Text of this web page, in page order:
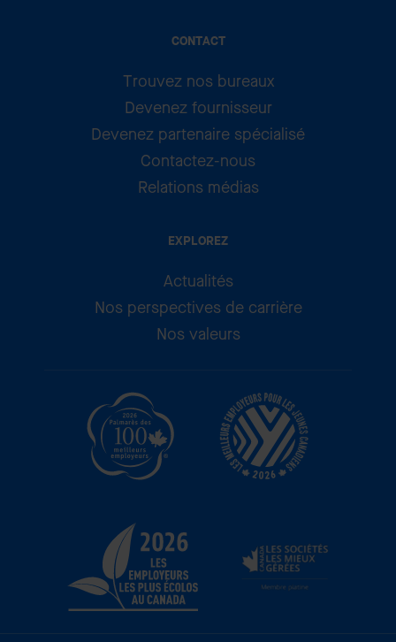
CONTACT
Trouvez nos bureaux
Devenez fournisseur
Devenez partenaire spécialisé
Contactez-nous
Relations médias
EXPLOREZ
Actualités
Nos perspectives de carrière
Nos valeurs